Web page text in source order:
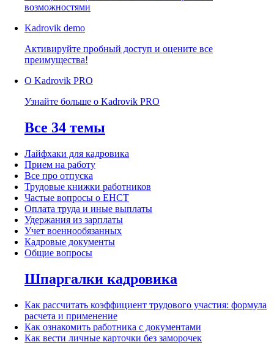
возможностями
Kadrovik demo
Активируйте пробный доступ и оцените все
преимущества!
О Kadrovik PRO
Узнайте больше о Kadrovik PRO
Все 34 темы
Лайфхаки для кадровика
Прием на работу
Все про отпуска
Трудовые книжки работников
Частые вопросы о ЕНСТ
Оплата труда и иные выплаты
Удержания из зарплаты
Учет военнообязанных
Кадровые документы
Общие вопросы
Шпаргалки кадровика
Как рассчитать коэффициент трудового участия: формула
расчета и применение
Как ознакомить работника с документами
Как вести личные карточки без заморочек